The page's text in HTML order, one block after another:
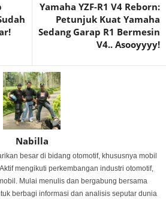
Yamaha YZF-R1 V4 Reborn:
Petunjuk Kuat Yamaha
Sedang Garap R1 Bermesin
V4.. Asooyyyy!
Nabilla
besar di bidang otomotif, khususnya mobil
mengikuti perkembangan industri otomotif,
Mulai menulis dan bergabung bersama
berbagi informasi dan analisis seputar dunia